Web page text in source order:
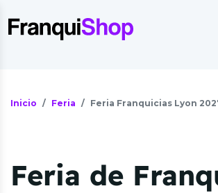
Inicio Feria Feria Franquicias Lyon
Feria de